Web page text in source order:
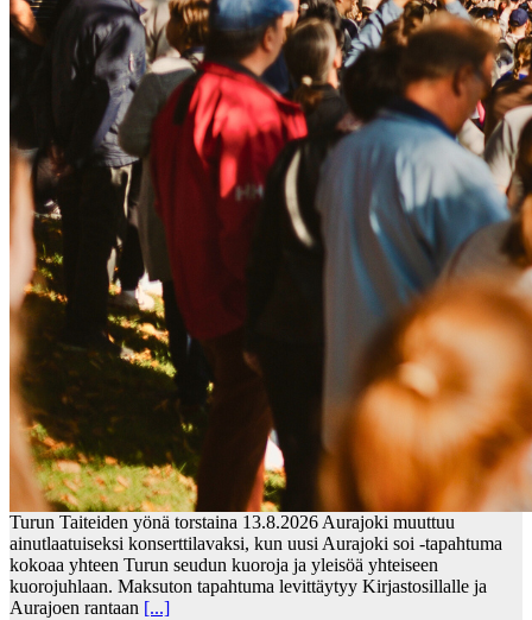
Turun Taiteiden yönä torstaina 13.8.2026 Aurajoki muuttuu
ainutlaatuiseksi konserttilavaksi, kun uusi Aurajoki soi -tapahtuma
kokoaa yhteen Turun seudun kuoroja ja yleisöä yhteiseen
kuorojuhlaan. Maksuton tapahtuma levittäytyy Kirjastosillalle ja
Aurajoen rantaan [...]